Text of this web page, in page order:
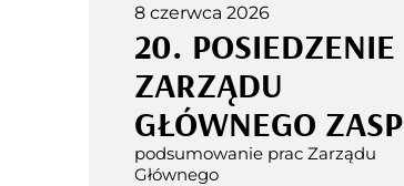
8 czerwca 2026
20. POSIEDZENIE
ZARZĄDU
GŁÓWNEGO ZASP
podsumowanie prac Zarządu
Głównego